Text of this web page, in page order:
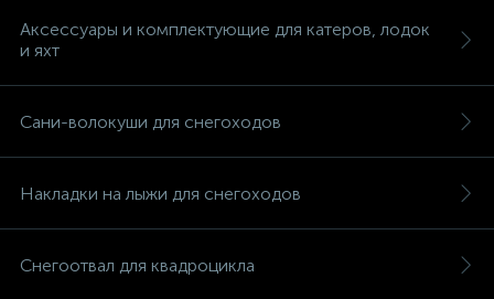
Аксессуары и комплектующие для катеров, лодок
и яхт
Сани-волокуши для снегоходов
Накладки на лыжи для снегоходов
Снегоотвал для квадроцикла